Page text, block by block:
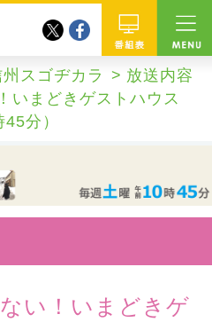
番組
twitterfacebook
スゴヂカラ
放送内容
いまどきゲストハウス
分）
い！いまどきゲ